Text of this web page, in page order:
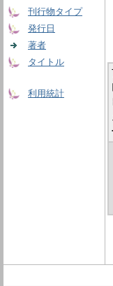
刊行物タイプ
発行日
著者
タイトル
利用統計